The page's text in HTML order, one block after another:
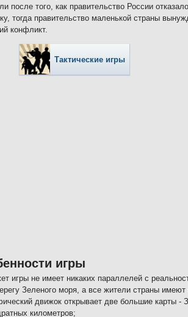
после того, как правительство России
тогда правительство маленькой страны
конфликт.
Тактические игры
игры
игры не имеет никаких параллелей с
Зеленого моря, а все жители страны
движок открывает две большие карты -
километров;